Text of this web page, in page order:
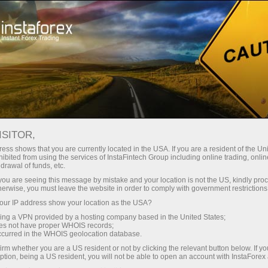
С InstaForex вы получаете
конкурентным возможностям:
кредитное плечо до 1:5000, одни
из лучших спредов и комиссий
на рынке, а также
привлекательные условия для
торговли акциями и индексами
Минимальные
Бонус 30%
на каждый депозит
Скорость
в трейдинге и на трассе
shows that you are currently located in the USA. If you are a resident of the
from using the services of InstaFintech Group including online trading,
of funds, etc.
are seeing this message by mistake and your location is not the US, kindly
you must leave the website in order to comply with government
IP address show your location as the USA?
a VPN provided by a hosting company based in the United States;
not have proper WHOIS records;
in the WHOIS geolocation database.
whether you are a US resident or not by clicking the relevant button below. If
being a US resident, you will not be able to open an account with InstaForex